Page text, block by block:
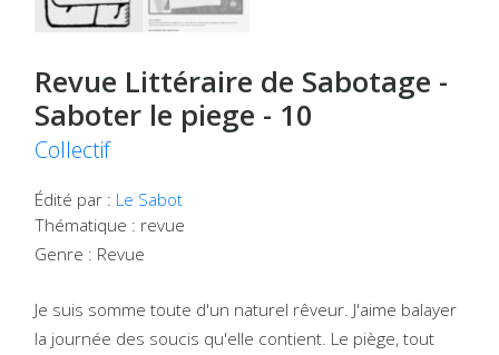
Revue Littéraire de Sabotage -
Saboter le piege - 10
Collectif
Édité par : Le Sabot
Thématique : revue
Genre : Revue
Je suis somme toute d'un naturel rêveur. J'aime balayer
la journée des soucis qu'elle contient. Le piège, tout